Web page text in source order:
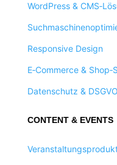
WordPress &
Responsive Design
E‑Commerce &
Datenschutz & DSGVO
CONTENT & EVENTS